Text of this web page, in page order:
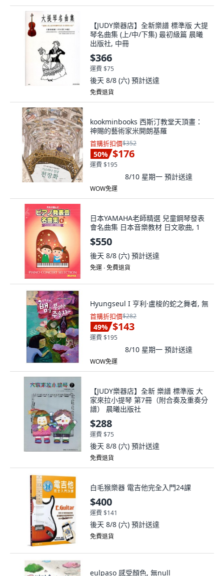
【JUDY樂器店】全新樂譜 標準版 大提
琴名曲集 (上/中/下集) 最初級篇 晨曦
出版社, 中冊
$366
運費 $75
後天 8/8 (六) 預計送達
免費退貨
kookminbooks 西斯汀教堂天頂畫：
神賜的藝術家米開朗基羅
首購折扣價$352
50% $176
運費 $195
8/10 星期一 預計送達
WOW免運
日本YAMAHA老師精選 兒童鋼琴發表
會名曲集 日本音樂教材 日文歌曲, 1
$550
後天 8/8 (六) 預計送達
免運 ∙ 免費退貨
Hyungseul I 亨利·盧梭的蛇之舞者, 無
首購折扣價$282
49% $143
運費 $195
8/10 星期一 預計送達
WOW免運
【JUDY樂器店】全新 樂譜 標準版 大
家來拉小提琴 第7冊（附合奏及重奏分
譜） 晨曦出版社
$288
運費 $75
後天 8/8 (六) 預計送達
免費退貨
白毛猴樂器 電吉他完全入門24課
$400
運費 $141
後天 8/8 (六) 預計送達
免費退貨
eulpaso 感受顏色, 無null